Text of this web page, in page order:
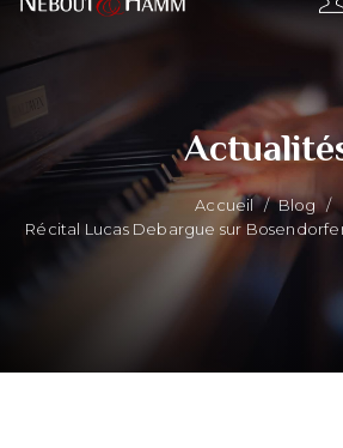
Accueil / Blog
/
Récital Lucas Debargue sur